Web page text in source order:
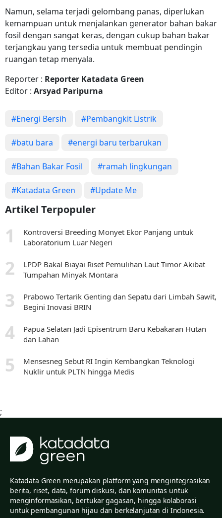
Namun, selama terjadi gelombang panas, diperlukan
kemampuan untuk menjalankan generator bahan bakar
fosil dengan sangat keras, dengan cukup bahan bakar
terjangkau yang tersedia untuk membuat pendingin
ruangan tetap menyala.
Reporter : Reporter Katadata Green
Editor : Arsyad Paripurna
#Energi Bersih #Pembangkit Listrik
#batu bara #energi baru terbarukan
#Bahan Bakar Fosil #ramah lingkungan
#Katadata Green #Update Me
Artikel Terpopuler
Kontroversi Breeding Monyet Ekor Panjang untuk
Laboratorium Luar Negeri
LPDP Bakal Biayai Riset Pemulihan Laut Timor Akibat
Tumpahan Minyak Montara
Prabowo Tertarik Genting dan Sepatu dari Limbah Sawit,
Begini Inovasi BRIN
Papua Selatan Jadi Episentrum Baru Kebakaran Hutan
dan Lahan
Mensesneg Sebut RI Ingin Kembangkan Teknologi
Nuklir untuk PLTN hingga Medis
;
Katadata Green merupakan platform yang mengintegrasikan
berita, riset, data, forum diskusi, dan komunitas untuk
menginformasikan, bertukar gagasan, hingga kolaborasi
untuk pembangunan hijau dan berkelanjutan di Indonesia.